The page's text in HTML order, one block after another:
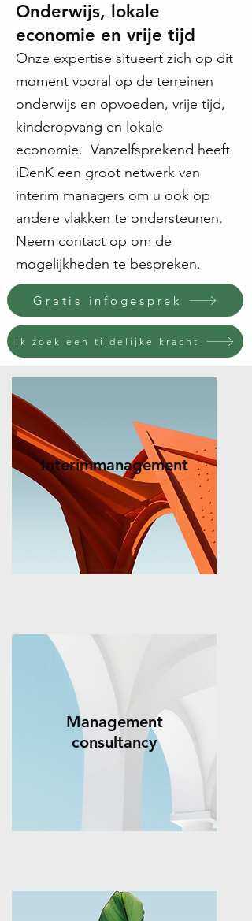
Onderwijs, lokale
economie en vrije tijd
Onze expertise situeert zich op dit
moment vooral op de terreinen
onderwijs en opvoeden, vrije tijd,
kinderopvang en lokale
economie. Vanzelfsprekend heeft
iDenK een groot netwerk van
interim managers om u ook op
andere vlakken te ondersteunen.
Neem contact op om de
mogelijkheden te bespreken.
Gratis infogesprek
Ik zoek een tijdelijke kracht
Interimmanagement
Management
consultancy